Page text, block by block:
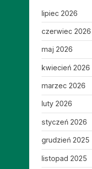
lipiec 2026
czerwiec 2026
maj 2026
kwiecień 2026
marzec 2026
luty 2026
styczeń 2026
grudzień 2025
listopad 2025